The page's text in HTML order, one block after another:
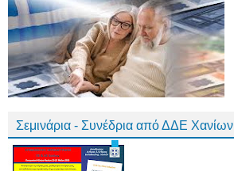
Σεμινάρια - Συνέδρια από ΔΔΕ Χανίων